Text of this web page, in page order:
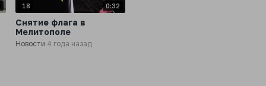
18 0:32
Снятие флага в
Мелитополе
Новости 4 года назад